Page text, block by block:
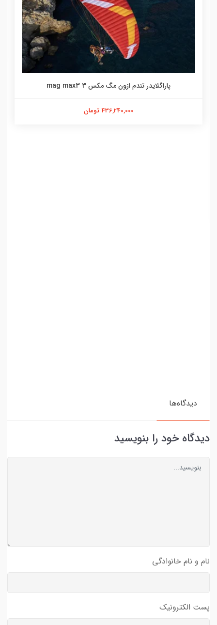
پاراگلایدر تندم ازون مگ مکس 3 mag max3
436,240,000 تومان
دیدگاه‌ها
دیدگاه خود را بنویسید
نام و نام خانوادگی
پست الکترونیک